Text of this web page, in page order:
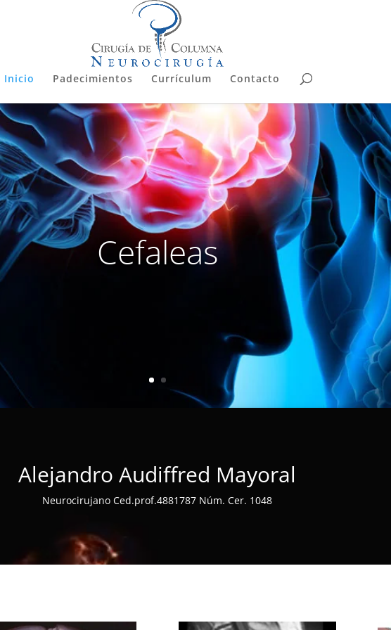
Inicio Padecimientos Currículum Contacto
Cefaleas
Alejandro Audiffred Mayoral
Neurocirujano Ced.prof.4881787 Núm. Cer. 1048